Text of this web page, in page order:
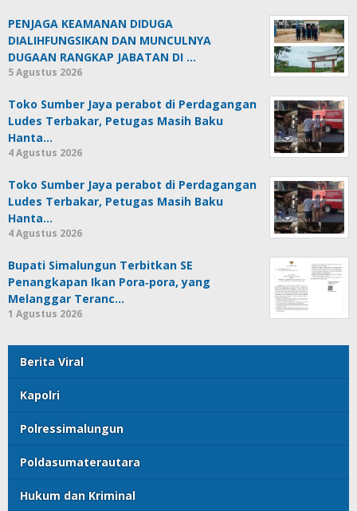
PENJAGA KEAMANAN DIDUGA
DIALIHFUNGSIKAN DAN MUNCULNYA
DUGAAN RANGKAP JABATAN DI …
5 Agustus 2026
Toko Sumber Jaya perabot di Perdagangan
Ludes Terbakar, Petugas Masih Baku
Hanta…
4 Agustus 2026
Toko Sumber Jaya perabot di Perdagangan
Ludes Terbakar, Petugas Masih Baku
Hanta…
4 Agustus 2026
Bupati Simalungun Terbitkan SE
Penangkapan Ikan Pora‑pora, yang
Melanggar Teranc…
1 Agustus 2026
Berita Viral
Kapolri
Polressimalungun
Poldasumaterautara
Hukum dan Kriminal